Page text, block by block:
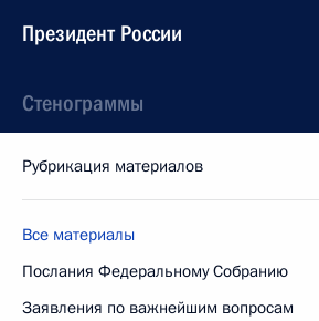
Президент России
Стенограммы
Рубрикация материалов
Все материалы
Послания Федеральному Собранию
Заявления по важнейшим вопросам